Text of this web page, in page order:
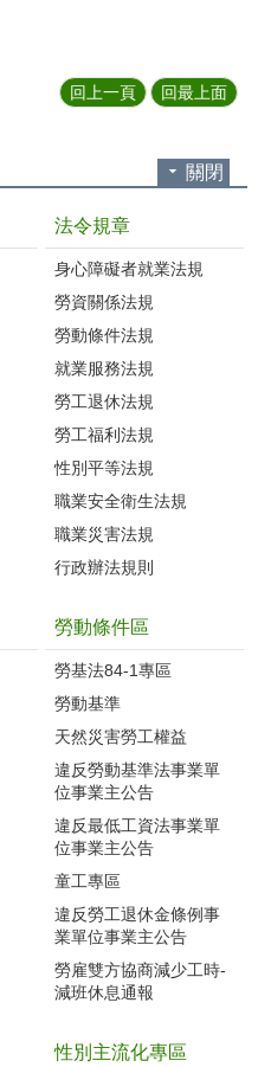
回上一頁 回最上面
關閉
法令規章
身心障礙者就業法規
勞資關係法規
勞動條件法規
就業服務法規
勞工退休法規
勞工福利法規
性別平等法規
職業安全衛生法規
職業災害法規
行政辦法規則
勞動條件區
勞基法84-1專區
勞動基準
天然災害勞工權益
違反勞動基準法事業單
位事業主公告
違反最低工資法事業單
位事業主公告
童工專區
違反勞工退休金條例事
業單位事業主公告
勞雇雙方協商減少工時-
減班休息通報
性別主流化專區